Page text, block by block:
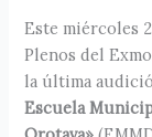
Este miércoles
Plenos del
la última
Escuela